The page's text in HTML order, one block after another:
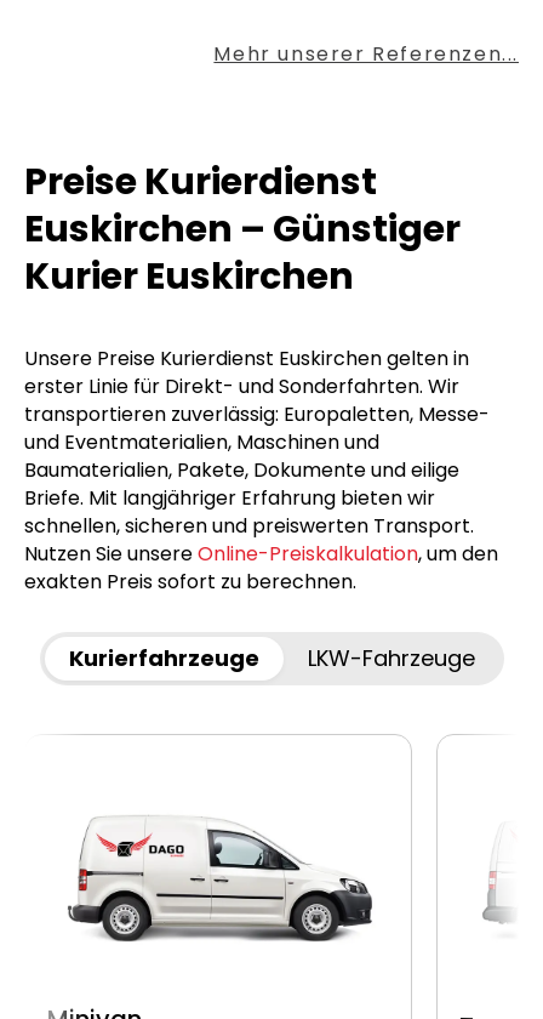
Mehr unserer Referenzen...
Preise Kurierdienst
Euskirchen – Günstiger
Kurier Euskirchen
Unsere Preise Kurierdienst Euskirchen gelten in
erster Linie für Direkt- und Sonderfahrten. Wir
transportieren zuverlässig: Europaletten, Messe-
und Eventmaterialien, Maschinen und
Baumaterialien, Pakete, Dokumente und eilige
Briefe. Mit langjähriger Erfahrung bieten wir
schnellen, sicheren und preiswerten Transport.
Nutzen Sie unsereOnline-Preiskalkulation, um den
exakten Preis sofort zu berechnen.
Kurierfahrzeuge LKW-Fahrzeuge